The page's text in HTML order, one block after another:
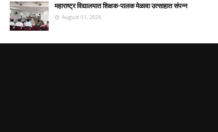
महाराष्ट्र विद्यालयात शिक्षक-पालक मेळावा उत्साहात संपन्न
August 01, 2026